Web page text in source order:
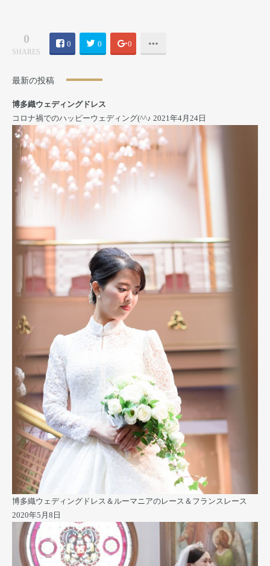
0
SHARES
0 0 0
最新の投稿
博多織ウェディングドレス
コロナ禍でのハッピーウェディング(^^♪ 2021年4月24日
博多織ウェディングドレス＆ルーマニアのレース＆フランスレース
2020年5月8日